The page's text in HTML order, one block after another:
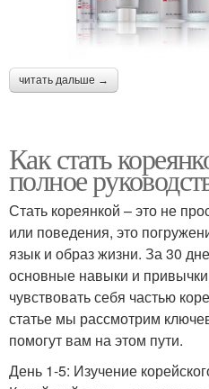
читать дальше →
Как стать
полное
Стать кореянкой – это не
или поведения, это
язык и образ жизни. За 30
основные навыки и
чувствовать себя частью
статье мы рассмотрим
помогут вам на этом пути.
День 1-5: Изучение